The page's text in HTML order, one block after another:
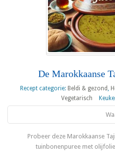
De Marokkaanse
Recept categorie: Beldi & gezond
Vegetarisch
Probeer deze Marokkaanse
tuinbonenpuree met